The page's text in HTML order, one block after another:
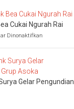
Cukai Ngurah Rai
Dinonaktifkan
I
Bea
Gelar Pengundian